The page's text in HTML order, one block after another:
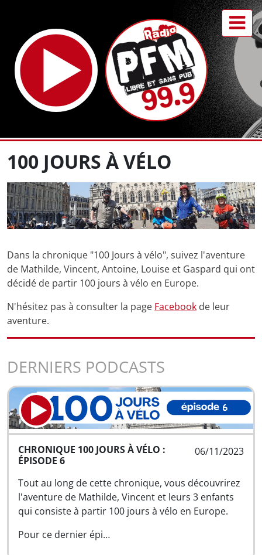
100 JOURS À VÉLO
Dans la chronique "100 Jours à vélo", suivez l'aventure
de Mathilde, Vincent, Antoine, Louise et Gaspard qui ont
décidé de partir 100 jours à vélo en Europe.
N'hésitez pas à consulter la page Facebook de leur
aventure.
DERNIERS PODCASTS
06/11/2023
CHRONIQUE 100 JOURS À VÉLO :
ÉPISODE 6
Tout au long de cette chronique, vous découvrirez
l'aventure de Mathilde, Vincent et leurs 3 enfants
qui consiste à partir 100 jours à vélo en Europe.
Pour ce dernier épi…